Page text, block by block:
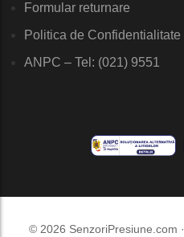
Formular returnare
Politica de Confidentialitate
ANPC – Tel: (021) 9551
© 2026 SenzoriPresiune.com ·